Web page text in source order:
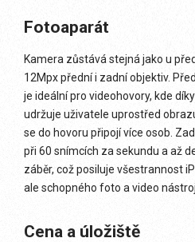
Fotoaparát
Kamera zůstává stejná jako u
12Mpx přední i zadní objektiv.
je ideální pro videohovory, kde
udržuje uživatele uprostřed
se do hovoru připojí více osob.
při 60 snímcích za sekundu a až
záběr, což posiluje všestrannost
ale schopného foto a video
Cena a úložiště